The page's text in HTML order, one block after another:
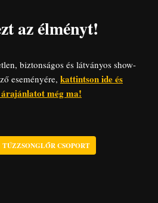
az élményt!
biztonságos és látványos show-
eseményére, kattintson ide és
még ma!
TŰZZSONGLŐR CSOPORT